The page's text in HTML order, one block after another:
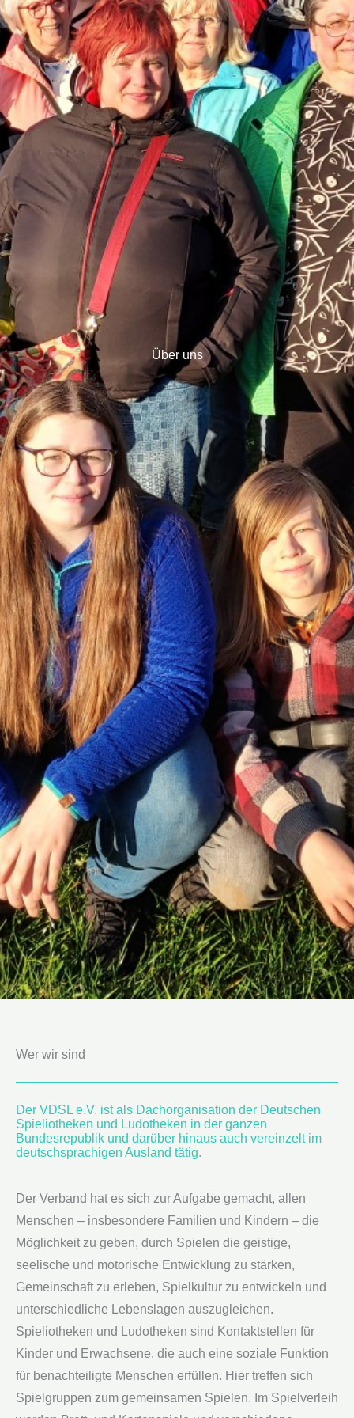
Über uns
Wer wir sind
Der VDSL e.V. ist als Dachorganisation der Deutschen
Spieliotheken und Ludotheken in der ganzen
Bundesrepublik und darüber hinaus auch vereinzelt im
deutschsprachigen Ausland tätig.
Der Verband hat es sich zur Aufgabe gemacht, allen
Menschen – insbesondere Familien und Kindern – die
Möglichkeit zu geben, durch Spielen die geistige,
seelische und motorische Entwicklung zu stärken,
Gemeinschaft zu erleben, Spielkultur zu entwickeln und
unterschiedliche Lebenslagen auszugleichen.
Spieliotheken und Ludotheken sind Kontaktstellen für
Kinder und Erwachsene, die auch eine soziale Funktion
für benachteiligte Menschen erfüllen. Hier treffen sich
Spielgruppen zum gemeinsamen Spielen. Im Spielverleih